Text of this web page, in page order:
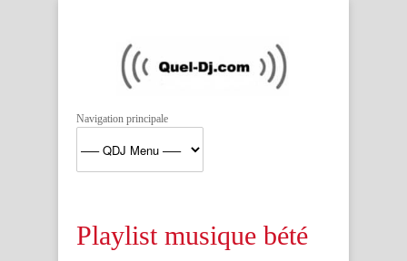
Navigation principale
Playlist musique bété